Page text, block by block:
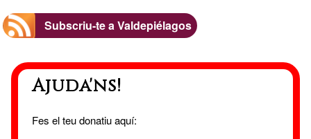
Subscriu-te a Valdepiélagos
Ajuda'ns!
Fes el teu donatiu aquí: